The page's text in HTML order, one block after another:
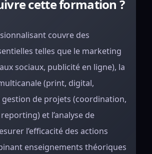
cette formation ?
couvre des
telles que le marketing
sociaux, publicité en ligne), la
(print, digital,
gestion de projets (coordination,
et l’analyse de
l’efficacité des actions
enseignements théoriques